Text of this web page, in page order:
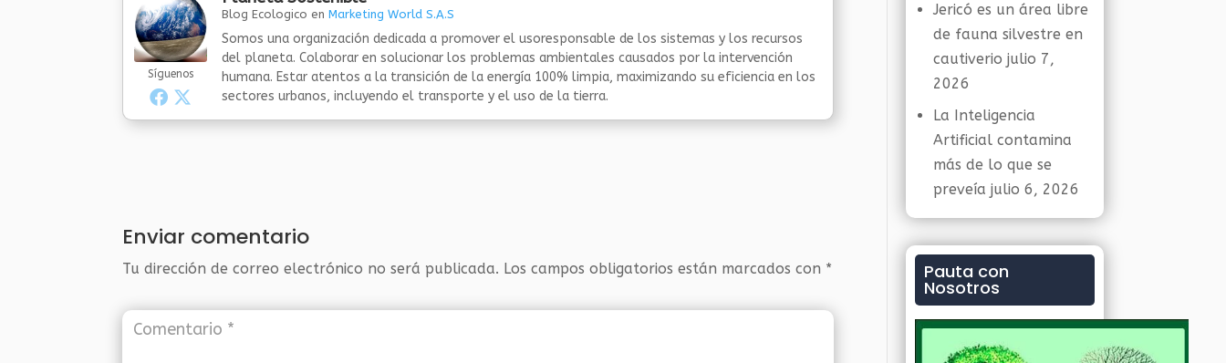
Síguenos
Blog Ecologico enMarketing World S.A.S
Somos una organización dedicada a promover el usoresponsable de los sistemas y los recursos
del planeta. Colaborar en solucionar los problemas ambientales causados por la intervención
humana. Estar atentos a la transición de la energía 100% limpia, maximizando su eficiencia en los
sectores urbanos, incluyendo el transporte y el uso de la tierra.
Enviar comentario
Tu dirección de correo electrónico no será publicada. Los campos obligatorios están marcados con *
Jericó es un área libre
de fauna silvestre en
cautiverio julio 7,
2026
La Inteligencia
Artificial contamina
más de lo que se
preveía julio 6, 2026
Pauta con
Nosotros